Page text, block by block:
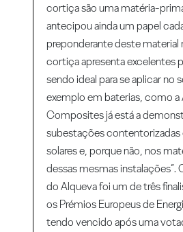
cortiça são uma matéria-
antecipou ainda um papel
preponderante deste material
cortiça apresenta excelentes
sendo ideal para se aplicar
exemplo em baterias, como
Composites já está a
subestações contentorizadas
solares e, porque não, nos
dessas mesmas instalações”.
do Alqueva foi um de três
os Prémios Europeus de
tendo vencido após uma